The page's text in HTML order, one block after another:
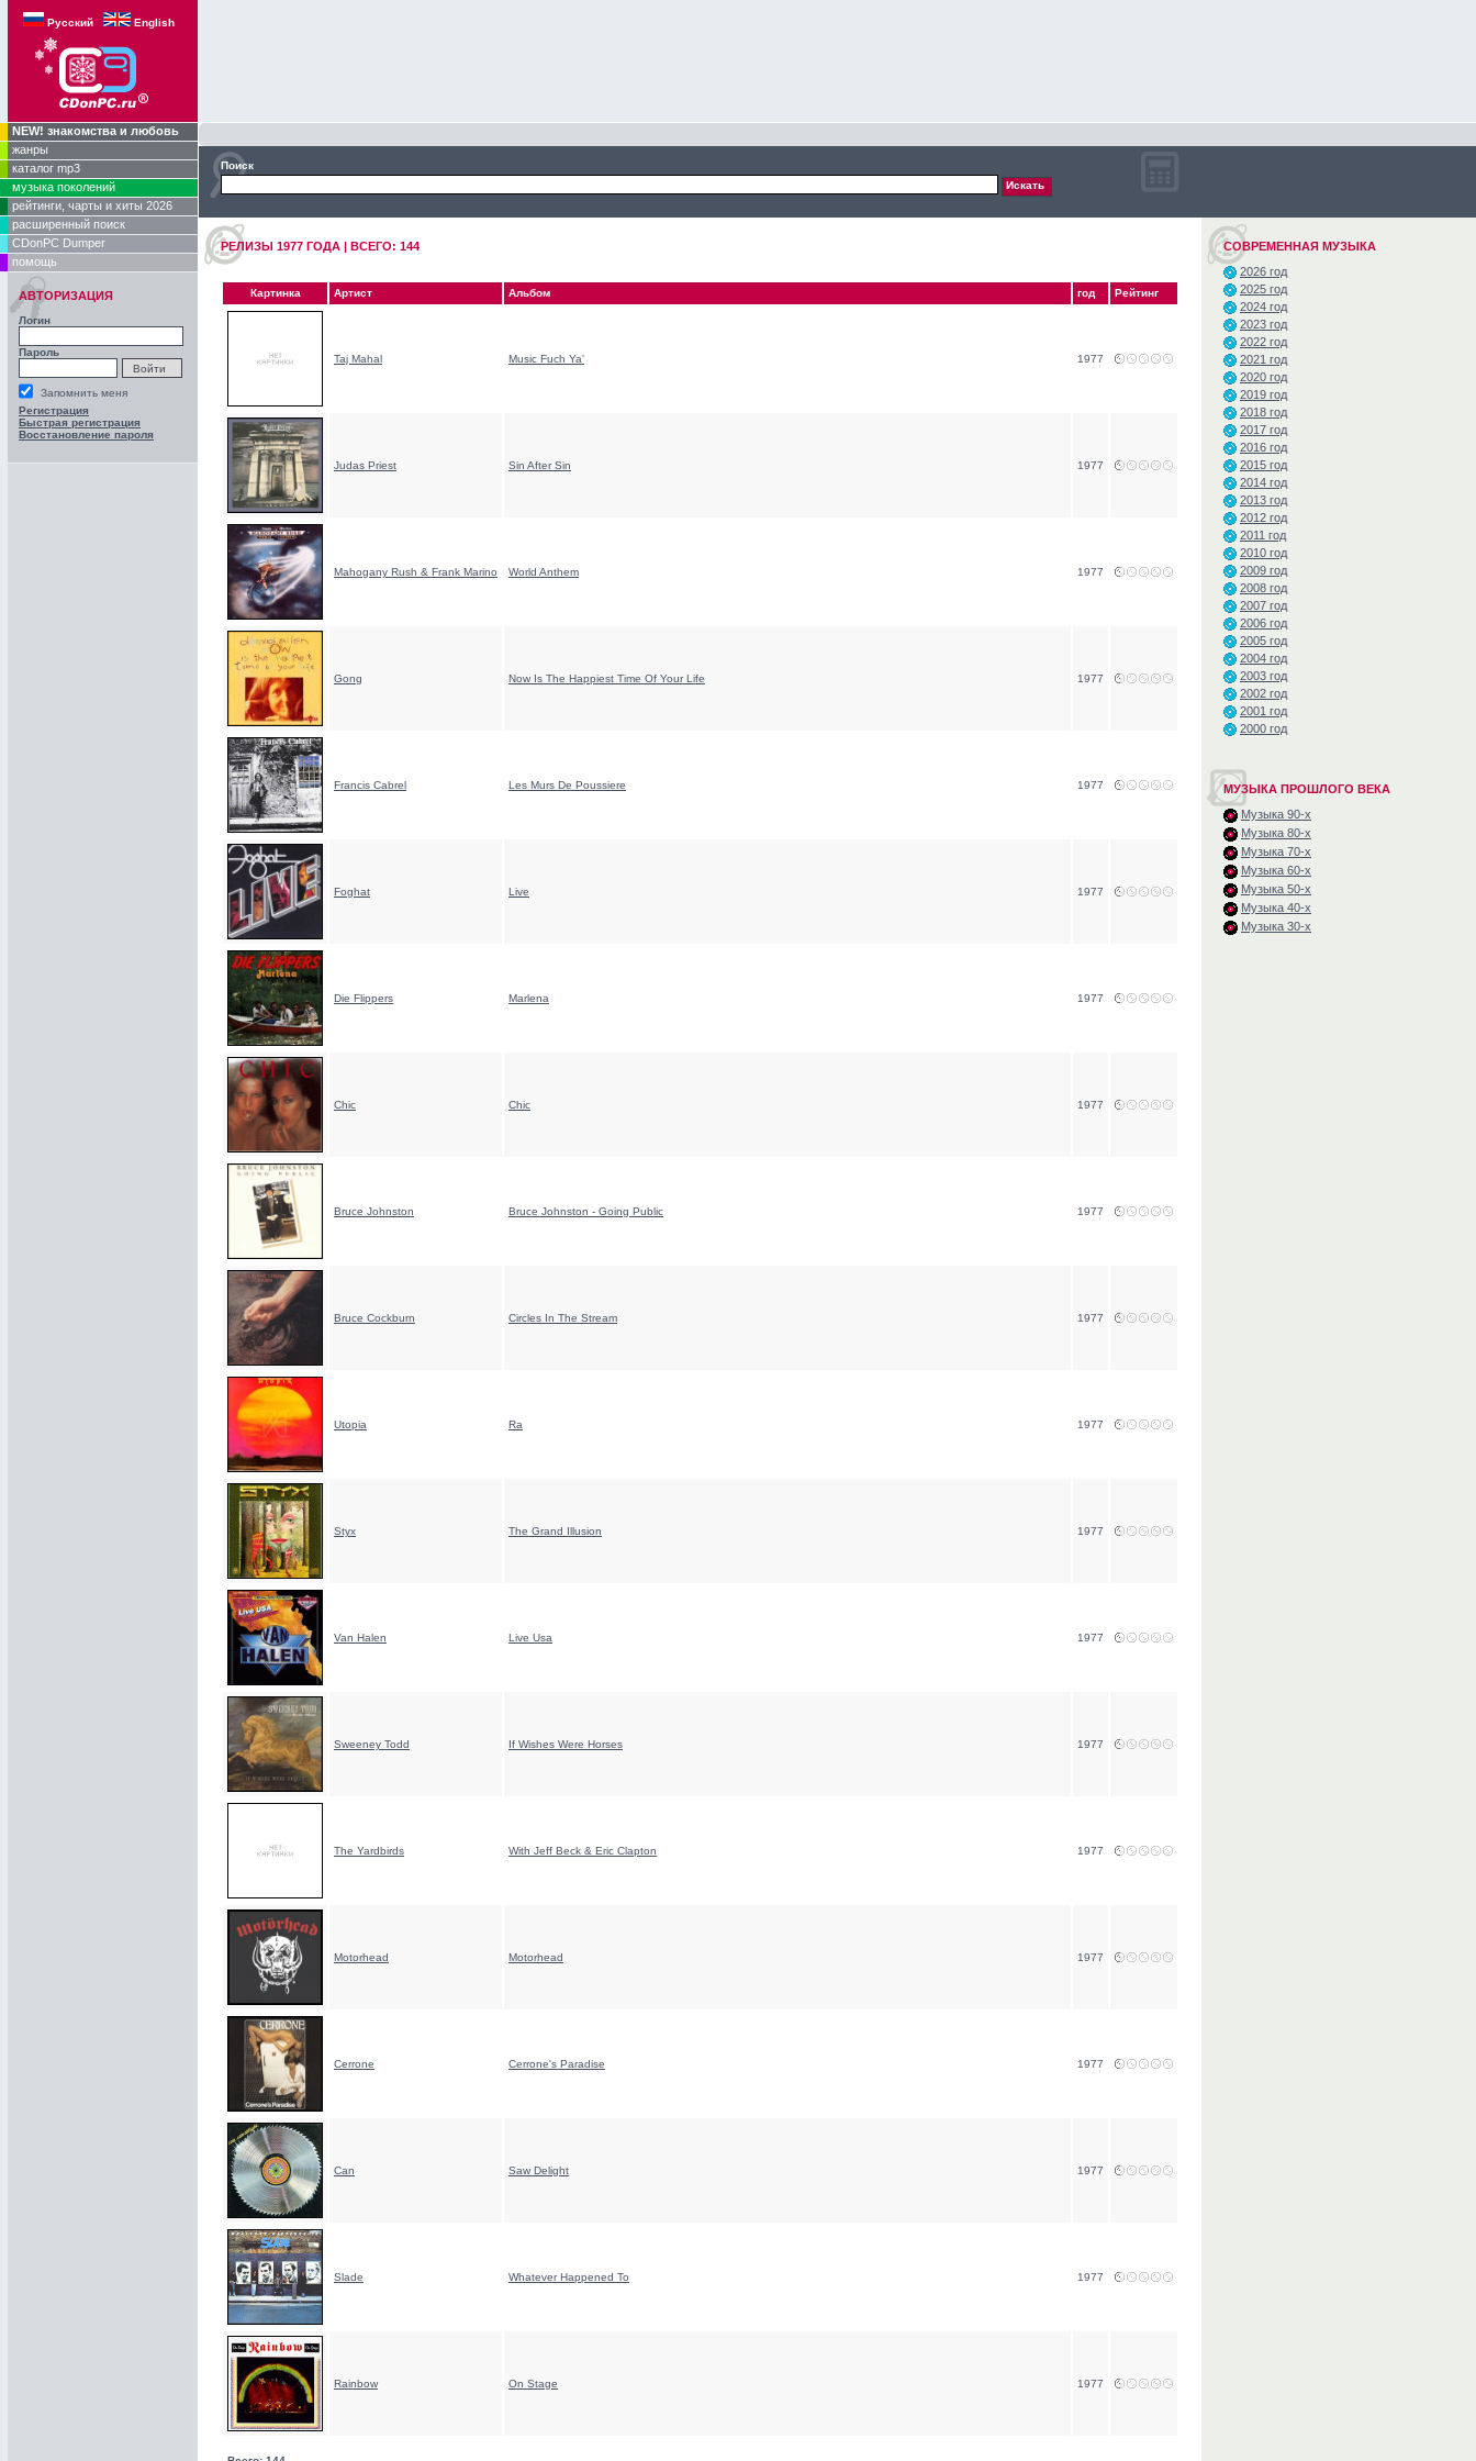
Русский English
NEW! знакомства и любовь
жанры
каталог mp3
музыка поколений
рейтинги, чарты и хиты 2026
расширенный поиск
CDonPC Dumper
помощь
АВТОРИЗАЦИЯ
Логин
Пароль
Запомнить меня
Регистрация
Быстрая регистрация
Восстановление пароля
Поиск
РЕЛИЗЫ 1977 ГОДA | ВСЕГО: 144
Картинка Артист Альбом год Рейтинг
Taj Mahal Music Fuch Ya' 1977
Judas Priest Sin After Sin 1977
Mahogany Rush & Frank Marino World Anthem 1977
Gong Now Is The Happiest Time Of Your Life 1977
Francis Cabrel Les Murs De Poussiere 1977
Foghat Live 1977
Die Flippers Marlena 1977
Chic Chic 1977
Bruce Johnston Bruce Johnston - Going Public 1977
Bruce Cockburn Circles In The Stream 1977
Utopia Ra 1977
Styx The Grand Illusion 1977
Van Halen Live Usa 1977
Sweeney Todd If Wishes Were Horses 1977
The Yardbirds With Jeff Beck & Eric Clapton 1977
Motorhead Motorhead 1977
Cerrone Cerrone's Paradise 1977
Can Saw Delight 1977
Slade Whatever Happened To 1977
Rainbow On Stage 1977
СОВРЕМЕННАЯ МУЗЫКА
2026 год
2025 год
2024 год
2023 год
2022 год
2021 год
2020 год
2019 год
2018 год
2017 год
2016 год
2015 год
2014 год
2013 год
2012 год
2011 год
2010 год
2009 год
2008 год
2007 год
2006 год
2005 год
2004 год
2003 год
2002 год
2001 год
2000 год
МУЗЫКА ПРОШЛОГО ВЕКА
Музыка 90-х
Музыка 80-х
Музыка 70-х
Музыка 60-х
Музыка 50-х
Музыка 40-х
Музыка 30-х